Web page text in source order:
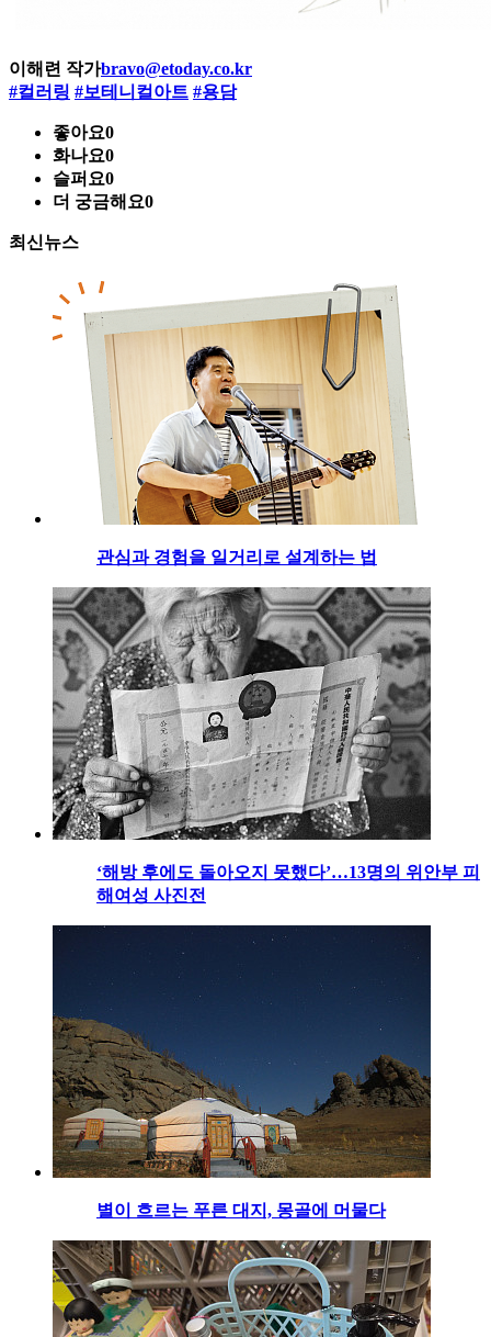
이해련 작가bravo@etoday.co.kr
#컬러링 #보테니컬아트 #용담
좋아요0
화나요0
슬퍼요0
더 궁금해요0
최신뉴스
관심과 경험을 일거리로 설계하는 법
‘해방 후에도 돌아오지 못했다’…13명의 위안부 피
해여성 사진전
별이 흐르는 푸른 대지, 몽골에 머물다